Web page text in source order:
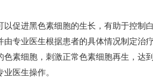
促进黑色素细胞的生长，有助于控
专业医生根据患者的具体情况制定治疗
素细胞，刺激正常色素细胞再生，
医生操作。